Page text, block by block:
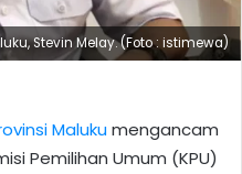
Stevin Melay. (Foto : istimewa)
Malukumengancam
Pemilihan Umum (KPU)